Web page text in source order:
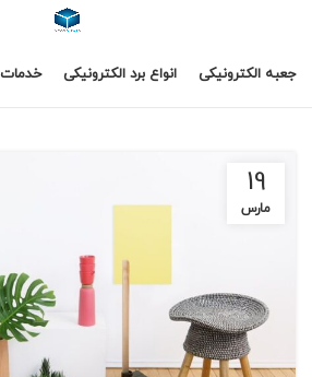
جعبه الکترونیکی انواع برد الکترونیکی
19
مارس